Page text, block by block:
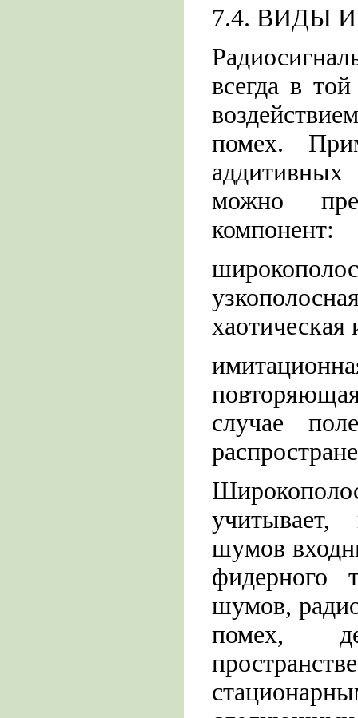
7.4. ВИДЫ
всегда в
помех.
можно
компонент:
случае
учитывает,
шумов
фидерного
шумов,
помех,